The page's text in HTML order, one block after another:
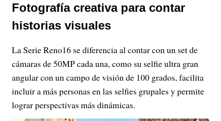
Fotografía creativa para contar
historias visuales
La Serie Reno16 se diferencia al contar con un set de
cámaras de 50MP cada una, como su selfie ultra gran
angular con un campo de visión de 100 grados, facilita
incluir a más personas en las selfies grupales y permite
lograr perspectivas más dinámicas.